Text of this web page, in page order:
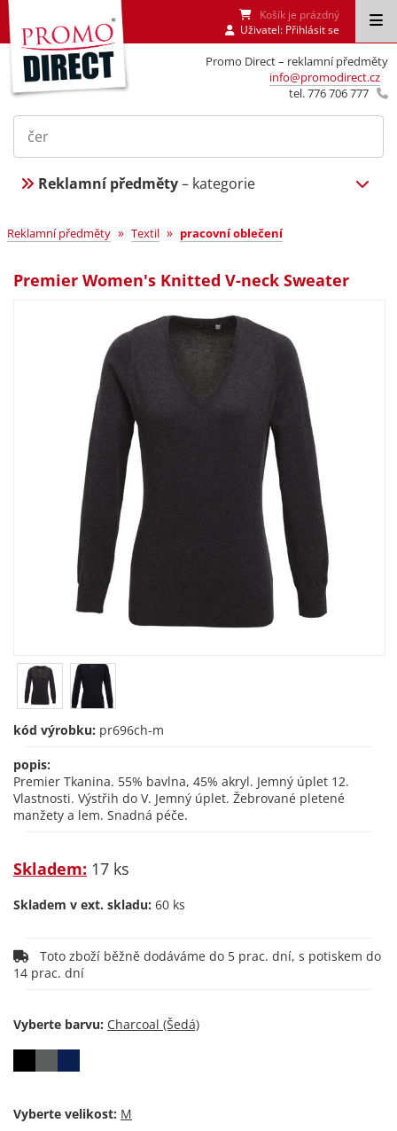
Promo Direct – reklamní předměty
info@promodirect.cz
tel. 776 706 777
Košík je prázdný
Uživatel: Přihlásit se
Reklamní předměty– kategorie
Reklamní předměty » Textil » pracovní oblečení
Premier Women's Knitted V-neck Sweater
kód výrobku: pr696ch-m
popis:
Premier Tkanina. 55% bavlna, 45% akryl. Jemný úplet 12.
Vlastnosti. Výstřih do V. Jemný úplet. Žebrované pletené
manžety a lem. Snadná péče.
Skladem: 17 ks
Skladem v ext. skladu: 60 ks
14 prac. dní
Vyberte barvu:
Vyberte velikost: